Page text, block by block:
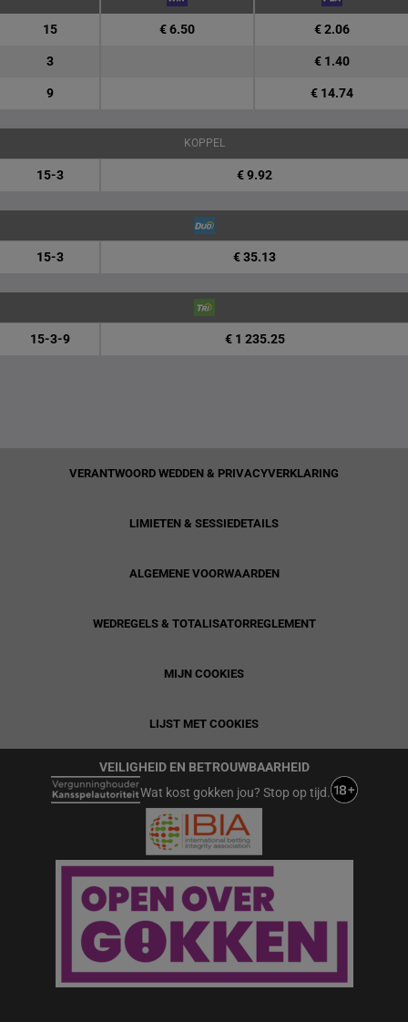
15 € 6.50 € 2.06
3 € 1.40
9 € 14.74
KOPPEL
15-3 € 9.92
15-3 € 35.13
15-3-9 € 1 235.25
VERANTWOORD WEDDEN & PRIVACYVERKLARING
LIMIETEN & SESSIEDETAILS
ALGEMENE VOORWAARDEN
WEDREGELS & TOTALISATORREGLEMENT
MIJN COOKIES
LIJST MET COOKIES
VEILIGHEID EN BETROUWBAARHEID
Wat kost gokken jou? Stop op tijd.